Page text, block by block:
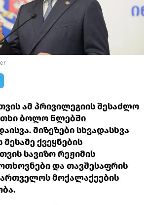
ამ პრივილეგიის შესაძლო
ბოლო წლებში
მიზეზები სხვადასხვა
ქვეყნების
სავიზო რეჟიმის
და თავშესაფრის
მოქალაქეების